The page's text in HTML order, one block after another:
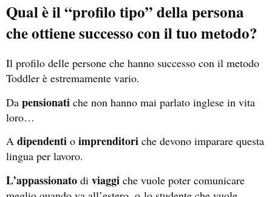
Qual è il “profilo tipo” della persona
che ottiene successo con il tuo metodo?
Il profilo delle persone che hanno successo con il metodo
Toddler è estremamente vario.
Da pensionati che non hanno mai parlato inglese in vita
loro…
A dipendenti o imprenditori che devono imparare questa
lingua per lavoro.
L’appassionato di viaggi che vuole poter comunicare